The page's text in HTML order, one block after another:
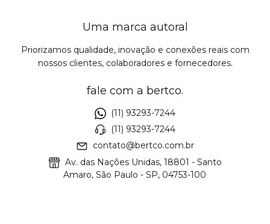
Uma marca autoral
Priorizamos qualidade, inovação e conexões reais com
nossos clientes, colaboradores e fornecedores.
fale com a bertco.
(11) 93293-7244
(11) 93293-7244
contato@bertco.com.br
Av. das Nações Unidas, 18801 - Santo
Amaro, São Paulo - SP, 04753-100